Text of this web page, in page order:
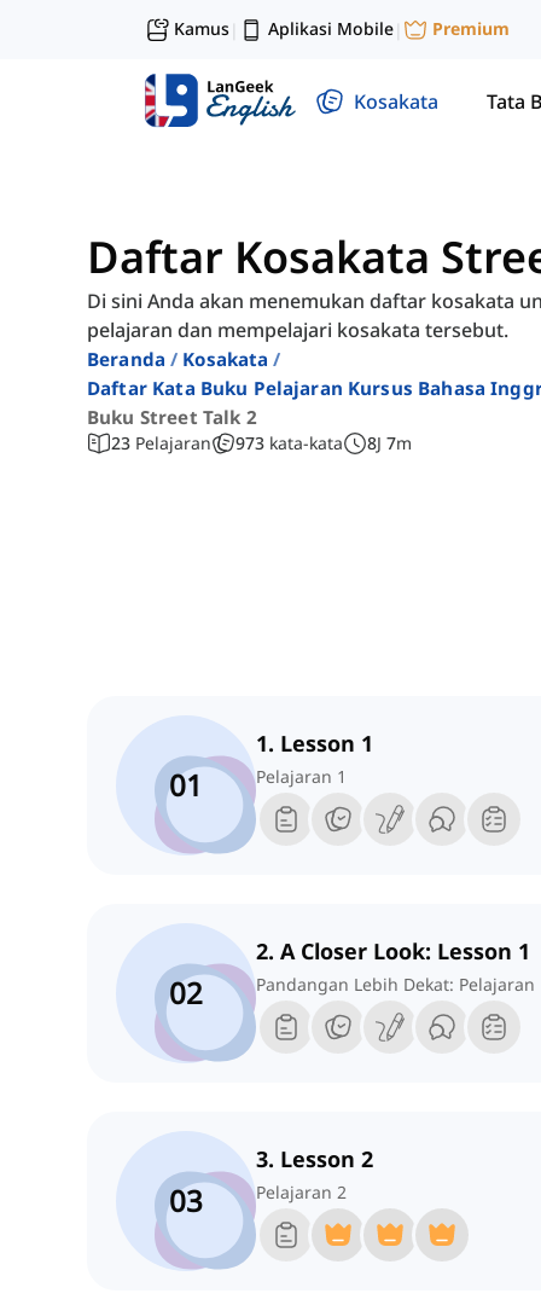
Kamus| Aplikasi Mobile| Premium
Kosakata Tata
Daftar Kosakata
Di sini Anda akan menemukan daftar kosakata
pelajaran dan mempelajari kosakata tersebut.
Beranda
Kosakata
Daftar Kata Buku Pelajaran Kursus Bahasa
Buku Street Talk 2
23 Pelajaran 973 kata-kata 8J 7m
01
1. Lesson 1
Pelajaran 1
02
2. A Closer Look: Lesson 1
Pandangan Lebih Dekat: Pelajaran
03
3. Lesson 2
Pelajaran 2